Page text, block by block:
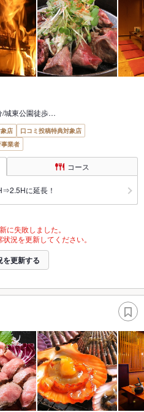
/城東公園徒歩…
店
口コミ投稿特典対象店
業者
コース
に延長！
に失敗しました。
況を更新してください。
を更新する